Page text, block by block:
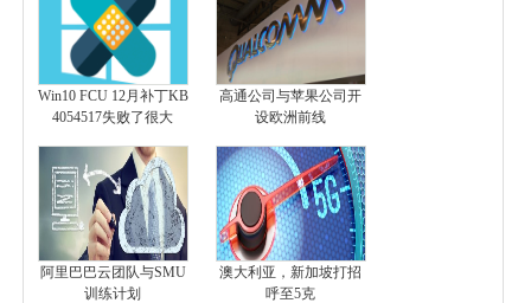
Win10 FCU 12月补丁KB
4054517失败了很大
高通公司与苹果公司开
设欧洲前线
阿里巴巴云团队与SMU
训练计划
澳大利亚，新加坡打招
呼至5克